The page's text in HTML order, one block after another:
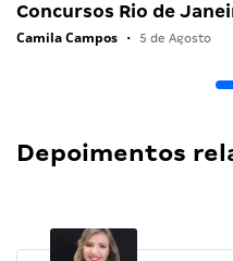
Concursos Rio de
Camila Campos • 5 de Agosto
Depoimentos